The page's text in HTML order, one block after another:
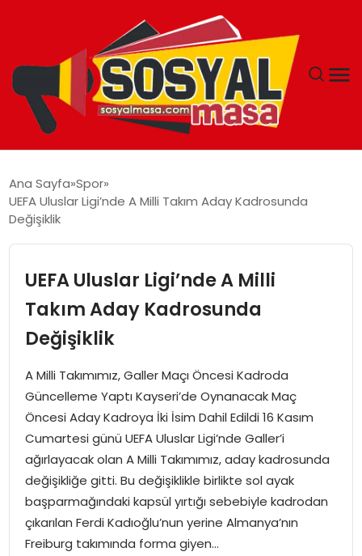
EKONOMI
EĞITIM
SPOR
GÜNDEM
MAGAZIN
Ana Sayfa Spor
UEFA Uluslar Ligi’nde A Milli Takım Aday Kadrosunda
Değişiklik
UEFA Uluslar Ligi’nde A Milli
Takım Aday Kadrosunda
Değişiklik
A Milli Takımımız, Galler Maçı Öncesi Kadroda
Güncelleme Yaptı Kayseri’de Oynanacak Maç
Öncesi Aday Kadroya İki İsim Dahil Edildi 16 Kasım
Cumartesi günü UEFA Uluslar Ligi’nde Galler’i
ağırlayacak olan A Milli Takımımız, aday kadrosunda
değişikliğe gitti. Bu değişiklikle birlikte sol ayak
başparmağındaki kapsül yırtığı sebebiyle kadrodan
çıkarılan Ferdi Kadıoğlu’nun yerine Almanya’nın
Freiburg takımında forma giyen…